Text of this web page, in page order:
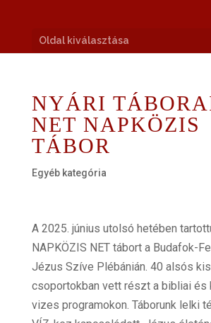
Oldal kiválasztása
NYÁRI
NET NAPKÖZIS
TÁBOR
Egyéb kategória
A 2025. június utolsó hetében
NAPKÖZIS NET tábort a Budafok-
Jézus Szíve Plébánián. 40 alsós
csoportokban vett részt a bibliai és
vizes programokon. Táborunk lelki